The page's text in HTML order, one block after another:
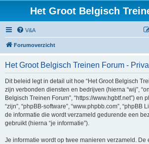
Het Groot Belgisch
V&A
Forumoverzicht
Het Groot Belgisch Treinen Forum -
Dit beleid legt in detail uit hoe “Het Groot Belgisch
zijn verbonden diensten en bedrijven (hierna “wij”,
Belgisch Treinen Forum”, “https://www.hgbtf.net”) en
“zijn”, “phpBB-software”, “www.phpbb.com”, “phpBB
de informatie die wordt verzameld gedurende een
gebruikt (hierna “je informatie”).
Je informatie wordt op twee manieren verzameld. De